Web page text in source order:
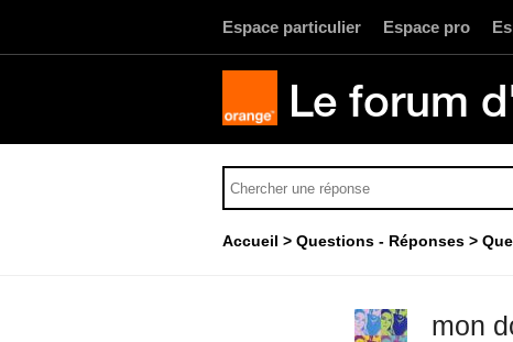
Espace particulier Espace pro
Le forum
Accueil Questions - Réponses
mon